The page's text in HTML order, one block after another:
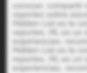
conocer,
reportes sobre
Hidden List es la
reportes, HL es un
experiencias,
Hidden List es la
reportes, HL es un
experiencias,